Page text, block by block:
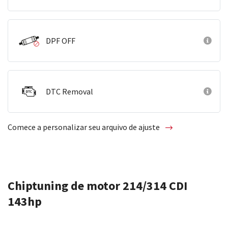
DPF OFF
DTC Removal
Comece a personalizar seu arquivo de ajuste
Chiptuning de motor 214/314 CDI
143hp